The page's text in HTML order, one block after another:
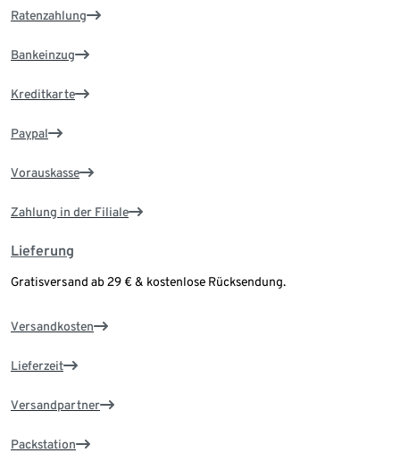
Ratenzahlung
Bankeinzug
Kreditkarte
Paypal
Vorauskasse
Zahlung in der Filiale
Lieferung
Gratisversand ab 29 € & kostenlose Rücksendung.
Versandkosten
Lieferzeit
Versandpartner
Packstation